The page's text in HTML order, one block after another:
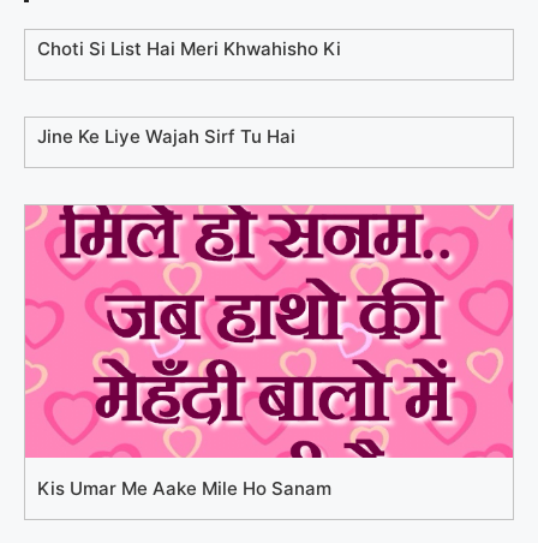
Choti Si List Hai Meri Khwahisho Ki
Jine Ke Liye Wajah Sirf Tu Hai
Kis Umar Me Aake Mile Ho Sanam